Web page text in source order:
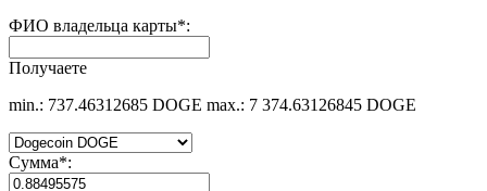
ФИО владельца карты*:
Получаете
min.: 737.46312685 DOGE max.: 7 374.63126845 DOGE
Сумма*: